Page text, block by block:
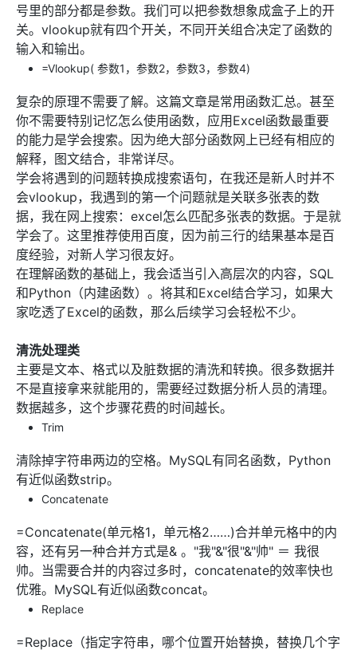
号里的部分都是参数。我们可以把参数想象成盒子上的开
关。vlookup就有四个开关，不同开关组合决定了函数的
输入和输出。
=Vlookup( 参数1，参数2，参数3，参数4)
复杂的原理不需要了解。这篇文章是常用函数汇总。甚至
你不需要特别记忆怎么使用函数，应用Excel函数最重要
的能力是学会搜索。因为绝大部分函数网上已经有相应的
解释，图文结合，非常详尽。
学会将遇到的问题转换成搜索语句，在我还是新人时并不
会vlookup，我遇到的第一个问题就是关联多张表的数
据，我在网上搜索：excel怎么匹配多张表的数据。于是就
学会了。这里推荐使用百度，因为前三行的结果基本是百
度经验，对新人学习很友好。
在理解函数的基础上，我会适当引入高层次的内容，SQL
和Python（内建函数）。将其和Excel结合学习，如果大
家吃透了Excel的函数，那么后续学习会轻松不少。
清洗处理类
主要是文本、格式以及脏数据的清洗和转换。很多数据并
不是直接拿来就能用的，需要经过数据分析人员的清理。
数据越多，这个步骤花费的时间越长。
Trim
清除掉字符串两边的空格。MySQL有同名函数，Python
有近似函数strip。
Concatenate
=Concatenate(单元格1，单元格2……)合并单元格中的内
容，还有另一种合并方式是& 。"我"&"很"&"帅" ＝ 我很
帅。当需要合并的内容过多时，concatenate的效率快也
优雅。MySQL有近似函数concat。
Replace
=Replace（指定字符串，哪个位置开始替换，替换几个字